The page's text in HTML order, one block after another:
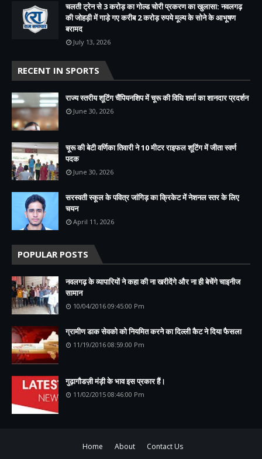
चलती ट्रेन से 3 करोड़ का गोल्ड चोरी प्रकरण का खुलासा: नवलगढ़
की जोहड़ी में गाड़े गए करीब 2 करोड़ रुपये मूल्य के सोने के आभूषण
बरामद
July 13, 2026
RECENT IN SPORTS
राज्य स्तरीय शूटिंग चैंपियनशिप में चूरू की विधि शर्मा का शानदार प्रदर्शन
June 30, 2026
चूरू की बेटी वर्णिका तिवारी ने 10 मीटर राइफल शूटिंग में जीता स्वर्ण
पदक
June 30, 2026
सरस्वती स्कूल के पवित्र जांगिड़ का क्रिकेट में नेशनल स्तर के लिए
चयन
April 11, 2026
POPULAR POSTS
नवलगढ़ के व्यापारियों ने कहा की ना खरीदेंगे और ना ही बेचेंगे चाइनीज
सामान
10/04/2016 09:45:00 Pm
ग्रामीण डाक सेवको को नियमित करने का दिल्ली कैट ने दिया फैसला
11/19/2016 08:59:00 Pm
गुढ़ागौडज़ी मंड़ी के भाव इस प्रकार हैं।
11/02/2015 08:46:00 Pm
Home About Contact Us